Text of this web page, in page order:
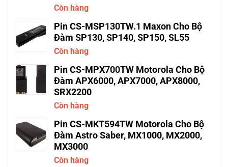
Còn hàng
Pin CS-MSP130TW.1 Maxon Cho Bộ
Đàm SP130, SP140, SP150, SL55
Còn hàng
Pin CS-MPX700TW Motorola Cho Bộ
Đàm APX6000, APX7000, APX8000,
SRX2200
Còn hàng
Pin CS-MKT594TW Motorola Cho Bộ
Đàm Astro Saber, MX1000, MX2000,
MX3000
Còn hàng